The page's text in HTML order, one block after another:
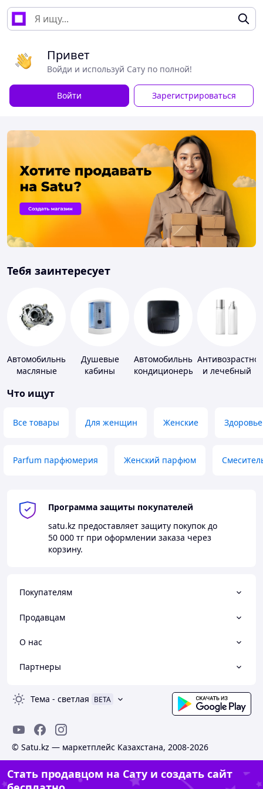
Привет
Войди и используй Сату по полной!
Войти Зарегистрироваться
Тебя заинтересует
Автомобильные
масляные
Душевые
кабины
Автомобильные
кондиционеры
и лечебный
Что ищут
Все товары Для женщин Женские Здоровье
Parfum парфюмерия Женский парфюм
Программа защиты покупателей
satu.kz предоставляет защиту покупок до
50 000 тг при оформлении заказа через
корзину.
Покупателям
Продавцам
О нас
Партнеры
Тема - светлая BETA
© Satu.kz — маркетплейс Казахстана, 2008-2026
Стать продавцом на Сату и создать сайт